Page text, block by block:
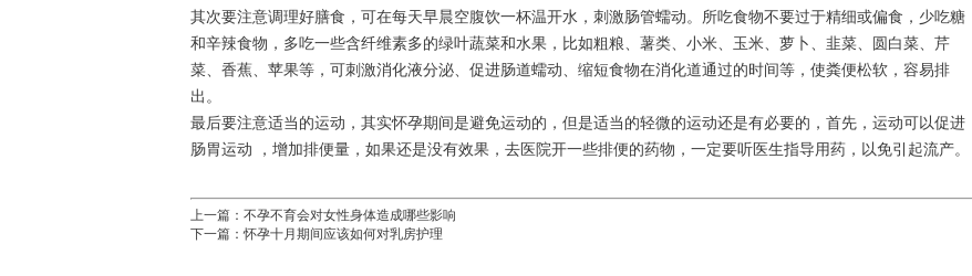
其次要注意调理好膳食，可在每天早晨空腹饮一杯温开水，刺激肠管蠕动。所吃食物不要过于精细或偏食，少吃糖
和辛辣食物，多吃一些含纤维素多的绿叶蔬菜和水果，比如粗粮、薯类、小米、玉米、萝卜、韭菜、圆白菜、芹
菜、香蕉、苹果等，可刺激消化液分泌、促进肠道蠕动、缩短食物在消化道通过的时间等，使粪便松软，容易排
出。
最后要注意适当的运动，其实怀孕期间是避免运动的，但是适当的轻微的运动还是有必要的，首先，运动可以促进
肠胃运动 ，增加排便量，如果还是没有效果，去医院开一些排便的药物，一定要听医生指导用药，以免引起流产。
上一篇： 不孕不育会对女性身体造成哪些影响
下一篇：怀孕十月期间应该如何对乳房护理